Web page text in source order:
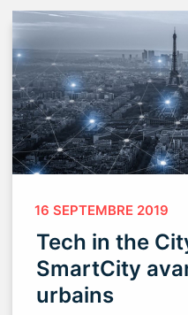
16 SEPTEMBRE 2019
Tech in the
SmartCity
urbains